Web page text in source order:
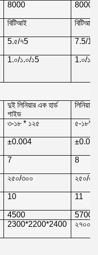
8000 8000
বিটিআই বিটিআই
5.৫/৭5 7.5/11
1.০/১.০/১5 1.০/
দুই লিনিয়ার এক হার্ড
গাইড
লিনিয়ার
৩-১৮ * ১২৫ ৫-
±0.004
7 8
২৫০/৩০০ ২৫০/
10 11
4500
5700
2300*2200*2400